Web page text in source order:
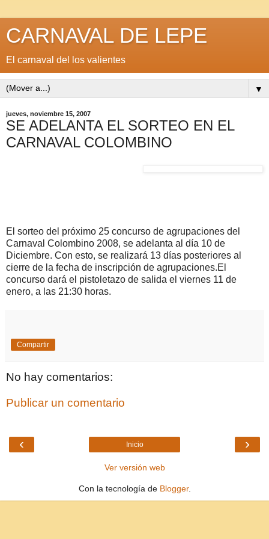
CARNAVAL DE LEPE
El carnaval del los valientes
▼
jueves, noviembre 15, 2007
SE ADELANTA EL SORTEO EN EL
CARNAVAL COLOMBINO
El sorteo del próximo 25 concurso de agrupaciones del
Carnaval Colombino 2008, se adelanta al día 10 de
Diciembre. Con esto, se realizará 13 días posteriores al
cierre de la fecha de inscripción de agrupaciones.El
concurso dará el pistoletazo de salida el viernes 11 de
enero, a las 21:30 horas.
Compartir
No hay comentarios:
Publicar un comentario
‹ ›
Inicio
Ver versión web
Con la tecnología de Blogger.